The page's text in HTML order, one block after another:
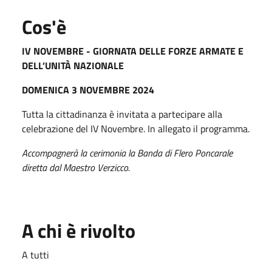
Cos'è
IV NOVEMBRE - GIORNATA DELLE FORZE ARMATE E
DELL’UNITÀ NAZIONALE
DOMENICA 3 NOVEMBRE 2024
Tutta la cittadinanza è invitata a partecipare alla
celebrazione del IV Novembre. In allegato il programma.
Accompagnerà la cerimonia la Banda di Flero Poncarale
diretta dal Maestro Verzicco.
A chi è rivolto
A tutti